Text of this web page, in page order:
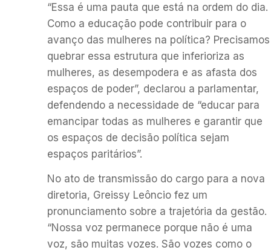
“Essa é uma pauta que está na ordem do dia.
Como a educação pode contribuir para o
avanço das mulheres na política? Precisamos
quebrar essa estrutura que inferioriza as
mulheres, as desempodera e as afasta dos
espaços de poder”, declarou a parlamentar,
defendendo a necessidade de “educar para
emancipar todas as mulheres e garantir que
os espaços de decisão política sejam
espaços paritários”.
No ato de transmissão do cargo para a nova
diretoria, Greissy Leôncio fez um
pronunciamento sobre a trajetória da gestão.
“Nossa voz permanece porque não é uma
voz, são muitas vozes. São vozes como o